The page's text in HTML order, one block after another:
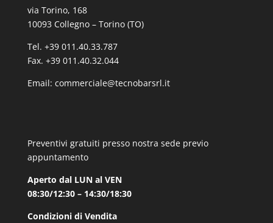
via Torino, 168
10093 Collegno – Torino (TO)
Tel. +39 011.40.33.787
Fax. +39 011.40.32.044
Email: commerciale@tecnobarsrl.it
Preventivi gratuiti presso nostra sede previo
appuntamento
Aperto dal LUN al VEN
08:30/12:30 – 14:30/18:30
Condizioni di Vendita